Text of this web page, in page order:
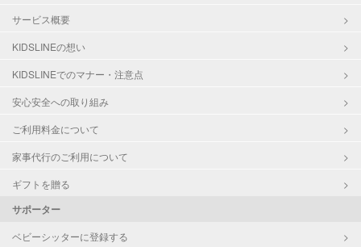
サービス概要
KIDSLINEの想い
KIDSLINEでのマナー・注意点
安心安全への取り組み
ご利用料金について
家事代行のご利用について
ギフトを贈る
サポーター
ベビーシッターに登録する